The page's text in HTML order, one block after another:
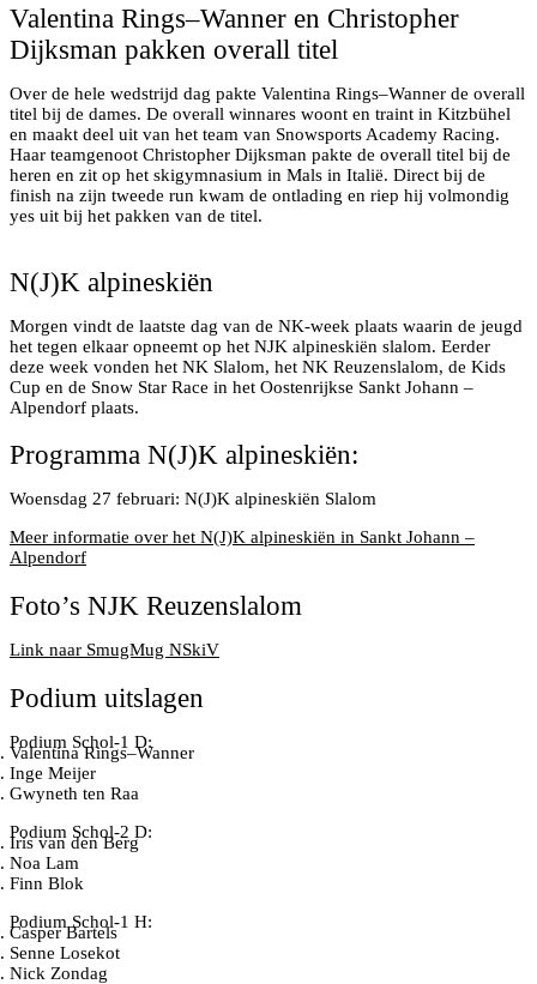
Valentina Rings–Wanner en Christopher
Dijksman pakken overall titel
Over de hele wedstrijd dag pakte Valentina Rings–Wanner de overall
titel bij de dames. De overall winnares woont en traint in Kitzbühel
en maakt deel uit van het team van Snowsports Academy Racing.
Haar teamgenoot Christopher Dijksman pakte de overall titel bij de
heren en zit op het skigymnasium in Mals in Italië. Direct bij de
finish na zijn tweede run kwam de ontlading en riep hij volmondig
yes uit bij het pakken van de titel.
N(J)K alpineskiën
Morgen vindt de laatste dag van de NK-week plaats waarin de jeugd
het tegen elkaar opneemt op het NJK alpineskiën slalom. Eerder
deze week vonden het NK Slalom, het NK Reuzenslalom, de Kids
Cup en de Snow Star Race in het Oostenrijkse Sankt Johann –
Alpendorf plaats.
Programma N(J)K alpineskiën:
Woensdag 27 februari: N(J)K alpineskiën Slalom
Meer informatie over het N(J)K alpineskiën in Sankt Johann –
Alpendorf
Foto’s NJK Reuzenslalom
Link naar SmugMug NSkiV
Podium uitslagen
Podium Schol-1 D:
Valentina Rings–Wanner
Inge Meijer
Gwyneth ten Raa
Podium Schol-2 D:
Iris van den Berg
Noa Lam
Finn Blok
Podium Schol-1 H:
Casper Bartels
Senne Losekot
Nick Zondag